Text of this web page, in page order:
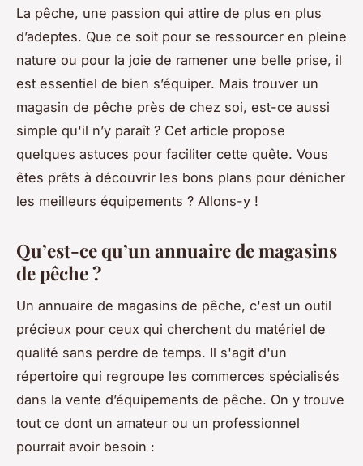
La pêche, une passion qui attire de plus en plus
d’adeptes. Que ce soit pour se ressourcer en pleine
nature ou pour la joie de ramener une belle prise, il
est essentiel de bien s’équiper. Mais trouver un
magasin de pêche près de chez soi, est-ce aussi
simple qu'il n’y paraît ? Cet article propose
quelques astuces pour faciliter cette quête. Vous
êtes prêts à découvrir les bons plans pour dénicher
les meilleurs équipements ? Allons-y !
Qu’est-ce qu’un annuaire de magasins
de pêche ?
Un annuaire de magasins de pêche, c'est un outil
précieux pour ceux qui cherchent du matériel de
qualité sans perdre de temps. Il s'agit d'un
répertoire qui regroupe les commerces spécialisés
dans la vente d’équipements de pêche. On y trouve
tout ce dont un amateur ou un professionnel
pourrait avoir besoin :